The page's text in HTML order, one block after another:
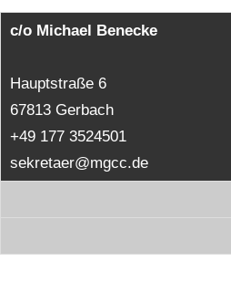
c/o Michael Benecke
Hauptstraße 6
67813 Gerbach
+49 177 3524501
sekretaer@mgcc.de